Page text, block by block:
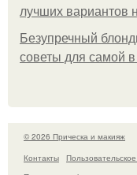
лучших вариантов
Безупречный
советы для самой в
© 2026 Прическа и макияж
Контакты